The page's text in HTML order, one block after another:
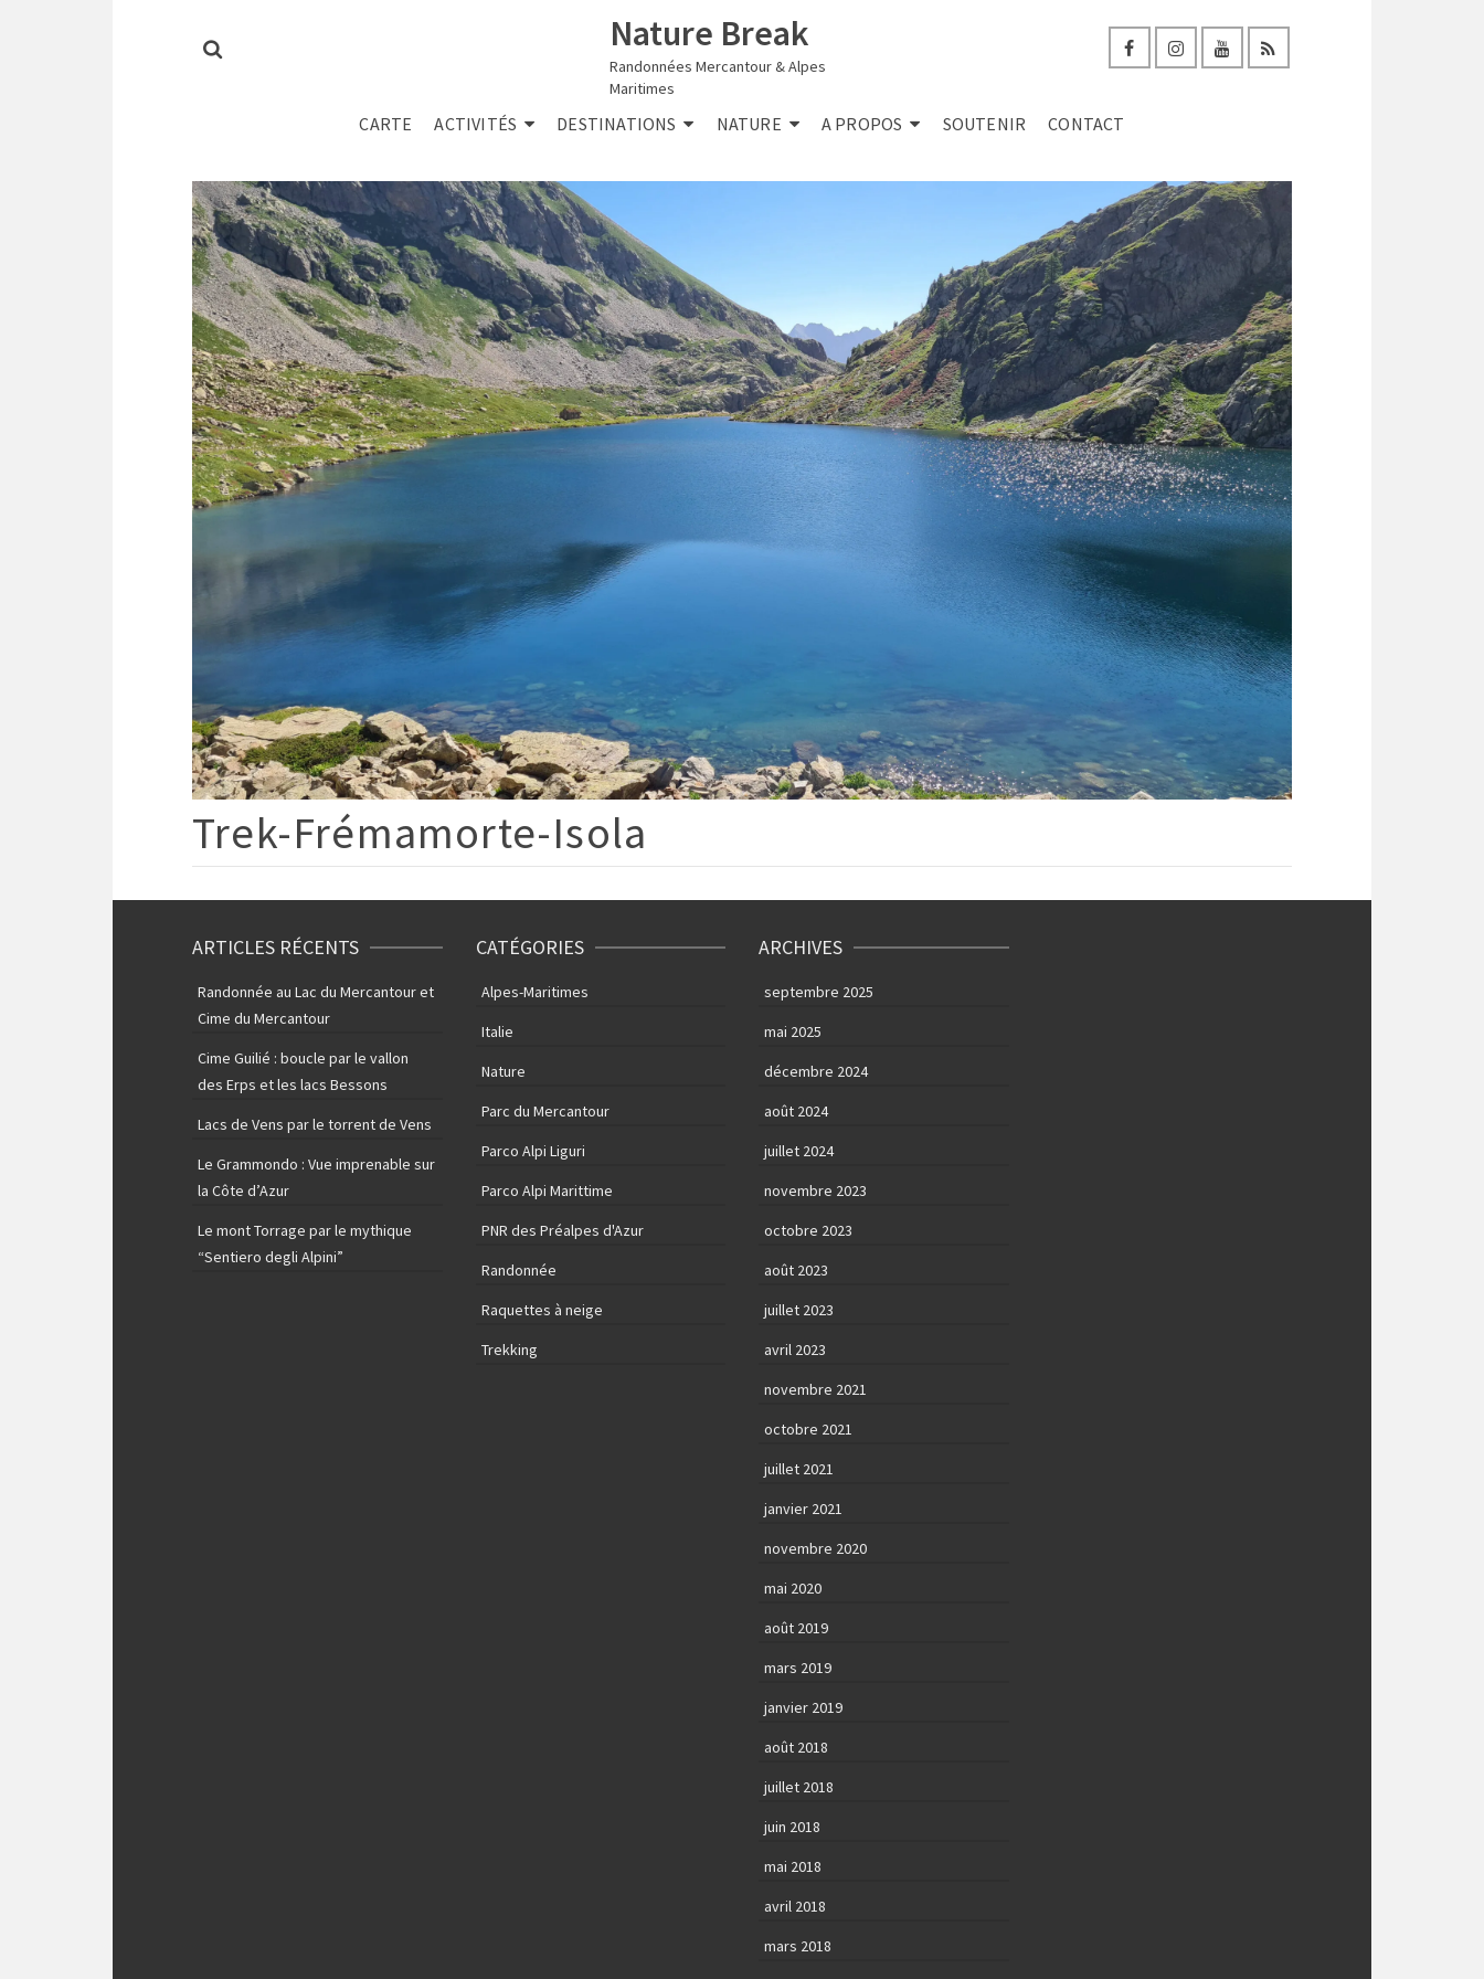
Nature Break
Randonnées Mercantour & Alpes
Maritimes
CARTE ACTIVITÉS DESTINATIONS NATURE A PROPOS SOUTENIR CONTACT
Trek-Frémamorte-Isola
ARTICLES RÉCENTS
Randonnée au Lac du Mercantour et
Cime du Mercantour
Cime Guilié : boucle par le vallon
des Erps et les lacs Bessons
Lacs de Vens par le torrent de Vens
Le Grammondo : Vue imprenable sur
la Côte d’Azur
Le mont Torrage par le mythique
“Sentiero degli Alpini”
CATÉGORIES
Alpes-Maritimes
Italie
Nature
Parc du Mercantour
Parco Alpi Liguri
Parco Alpi Marittime
PNR des Préalpes d'Azur
Randonnée
Raquettes à neige
Trekking
ARCHIVES
septembre 2025
mai 2025
décembre 2024
août 2024
juillet 2024
novembre 2023
octobre 2023
août 2023
juillet 2023
avril 2023
novembre 2021
octobre 2021
juillet 2021
janvier 2021
novembre 2020
mai 2020
août 2019
mars 2019
janvier 2019
août 2018
juillet 2018
juin 2018
mai 2018
avril 2018
mars 2018